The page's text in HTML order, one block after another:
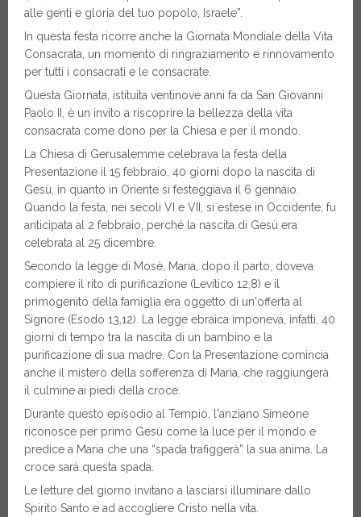
alle genti e gloria del tuo popolo, Israele”.
In questa festa ricorre anche la Giornata Mondiale della Vita
Consacrata, un momento di ringraziamento e rinnovamento
per tutti i consacrati e le consacrate.
Questa Giornata, istituita ventinove anni fa da San Giovanni
Paolo II, è un invito a riscoprire la bellezza della vita
consacrata come dono per la Chiesa e per il mondo.
La Chiesa di Gerusalemme celebrava la festa della
Presentazione il 15 febbraio, 40 giorni dopo la nascita di
Gesù, in quanto in Oriente si festeggiava il 6 gennaio.
Quando la festa, nei secoli VI e VII, si estese in Occidente, fu
anticipata al 2 febbraio, perché la nascita di Gesù era
celebrata al 25 dicembre.
Secondo la legge di Mosè, Maria, dopo il parto, doveva
compiere il rito di purificazione (Levitico 12,8) e il
primogenito della famiglia era oggetto di un'offerta al
Signore (Esodo 13,12). La legge ebraica imponeva, infatti, 40
giorni di tempo tra la nascita di un bambino e la
purificazione di sua madre. Con la Presentazione comincia
anche il mistero della sofferenza di Maria, che raggiungerà
il culmine ai piedi della croce.
Durante questo episodio al Tempio, l'anziano Simeone
riconosce per primo Gesù come la luce per il mondo e
predice a Maria che una “spada trafiggerà” la sua anima. La
croce sarà questa spada.
Le letture del giorno invitano a lasciarsi illuminare dallo
Spirito Santo e ad accogliere Cristo nella vita.